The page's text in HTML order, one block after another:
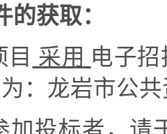
的获取：
采用 电子
：龙岩市公